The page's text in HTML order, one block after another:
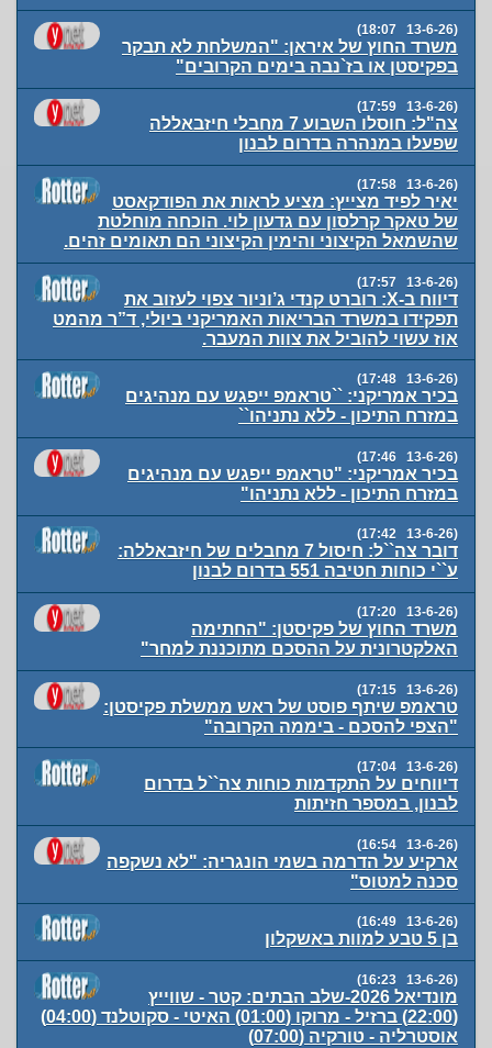
(13-6-26 18:07)
משרד החוץ של איראן: "המשלחת לא תבקר
בפקיסטן או בז`נבה בימים הקרובים"
(13-6-26 17:59)
צה"ל: חוסלו השבוע 7 מחבלי חיזבאללה
שפעלו במנהרה בדרום לבנון
(13-6-26 17:58)
יאיר לפיד מצייץ: ‏מציע לראות את הפודקאסט
של טאקר קרלסון עם גדעון לוי. הוכחה מוחלטת
שהשמאל הקיצוני והימין הקיצוני הם תאומים זהים.
(13-6-26 17:57)
דיווח ב-X: רוברט קנדי ג’וניור צפוי לעזוב את
תפקידו במשרד הבריאות האמריקני ביולי, ד”ר מהמט
אוז עשוי להוביל את צוות המעבר.
(13-6-26 17:48)
בכיר אמריקני: ``טראמפ ייפגש עם מנהיגים
במזרח התיכון - ללא נתניהו``
(13-6-26 17:46)
בכיר אמריקני: "טראמפ ייפגש עם מנהיגים
במזרח התיכון - ללא נתניהו"
(13-6-26 17:42)
דובר צה``ל: חיסול 7 מחבלים של חיזבאללה:
ע``י כוחות חטיבה 551 בדרום לבנון
(13-6-26 17:20)
משרד החוץ של פקיסטן: "החתימה
האלקטרונית על ההסכם מתוכננת למחר"
(13-6-26 17:15)
טראמפ שיתף פוסט של ראש ממשלת פקיסטן:
"הצפי להסכם - ביממה הקרובה"
(13-6-26 17:04)
דיווחים על התקדמות כוחות צה``ל בדרום
לבנון, במספר חזיתות
(13-6-26 16:54)
ארקיע על הדרמה בשמי הונגריה: "לא נשקפה
סכנה למטוס"
(13-6-26 16:49)
בן 5 טבע למוות באשקלון
(13-6-26 16:23)
מונדיאל 2026-שלב הבתים: קטר - שווייץ
(22:00) ברזיל - מרוקו (01:00) האיטי - סקוטלנד (04:00)
אוסטרליה - טורקיה (07:00)